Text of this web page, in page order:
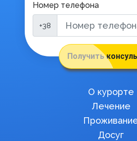
Номер телефона
+38
Получить
О курорте
Лечение
Досуг